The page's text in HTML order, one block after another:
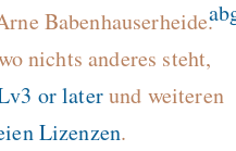
Babenhauserheide.
nichts anderes steht,
or laterund weiteren
Lizenzen.
equal to the right
heard
My server was